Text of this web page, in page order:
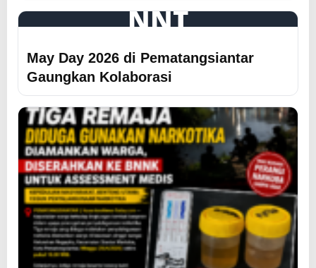
NNT
May Day 2026 di Pematangsiantar
Gaungkan Kolaborasi